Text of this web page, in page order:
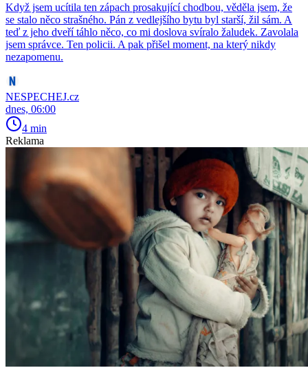
Když jsem ucítila ten zápach prosakující chodbou, věděla jsem, že
se stalo něco strašného. Pán z vedlejšího bytu byl starší, žil sám. A
teď z jeho dveří táhlo něco, co mi doslova svíralo žaludek. Zavolala
jsem správce. Ten policii. A pak přišel moment, na který nikdy
nezapomenu.
NESPECHEJ.cz
dnes, 06:00
4 min
Reklama